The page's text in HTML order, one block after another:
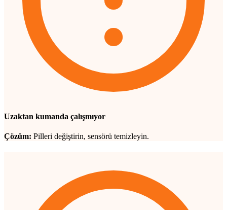
Uzaktan kumanda çalışmıyor
Çözüm: Pilleri değiştirin, sensörü temizleyin.